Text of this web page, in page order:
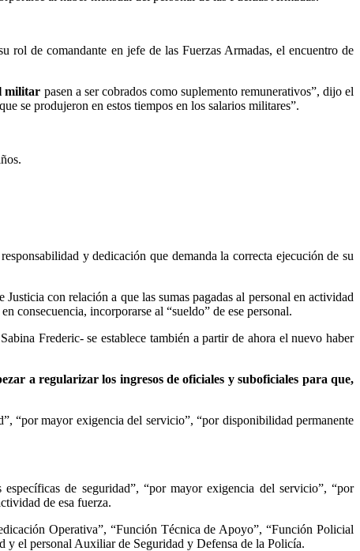
rol de comandante en jefe de las Fuerzas Armadas, el encuentro de
militar pasen a ser cobrados como suplemento remunerativos”, dijo el
se produjeron en estos tiempos en los salarios militares”.
y dedicación que demanda la correcta ejecución de su
con relación a que las sumas pagadas al personal en actividad
consecuencia, incorporarse al “sueldo” de ese personal.
Frederic- se establece también a partir de ahora el nuevo haber
a regularizar los ingresos de oficiales y suboficiales para que,
“por mayor exigencia del servicio”, “por disponibilidad permanente
de seguridad”, “por mayor exigencia del servicio”, “por
de esa fuerza.
Operativa”, “Función Técnica de Apoyo”, “Función Policial
y el personal Auxiliar de Seguridad y Defensa de la Policía.